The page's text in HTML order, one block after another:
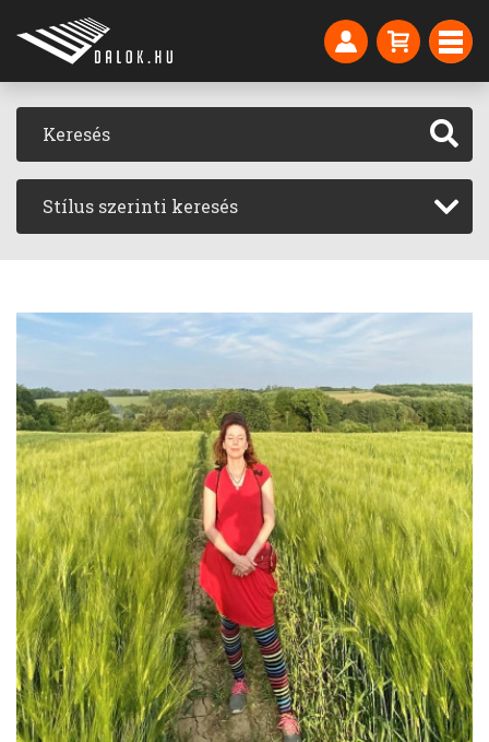
Stílus szerinti keresés